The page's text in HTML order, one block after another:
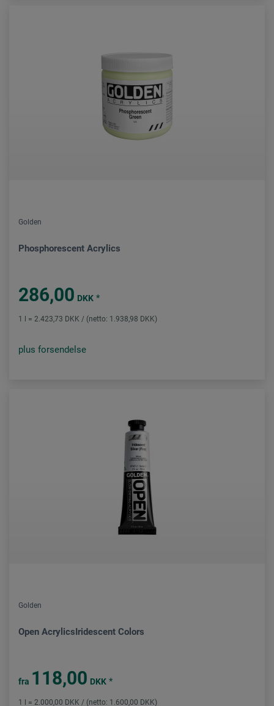
Golden
Phosphorescent Acrylics
286,00 DKK *
1 l = 2.423,73 DKK / (netto: 1.938,98 DKK)
plus forsendelse
Golden
Open AcrylicsIridescent Colors
fra 118,00 DKK *
1 l = 2.000,00 DKK / (netto: 1.600,00 DKK)